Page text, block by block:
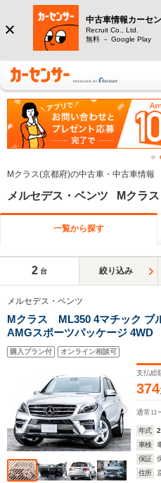
中古車情報カーセ
Recruit Co., Ltd.
無料 － Google Play
Mクラス(京都府)の中古車・中古車情報
メルセデス・ベンツ Mクラ
一覧から探す
2 台 絞り込み
メルセデス・ベンツ
Mクラス ML350 4マチック ブ
AMGスポーツパッケージ
AMGスポーツパッケージ コン
フレール 19インチAW 360度カ
ト シートヒーター クルーズコ
購入プラン付 オンライン相談可
支払総
374
通常ロ
年式
車検
保証
住所